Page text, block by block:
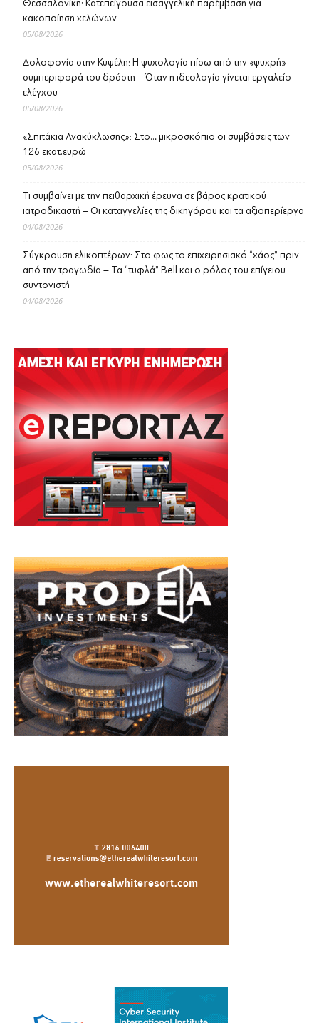
Θεσσαλονίκη: Κατεπείγουσα εισαγγελική παρέμβαση για
κακοποίηση χελώνων
05/08/2026
Δολοφονία στην Κυψέλη: Η ψυχολογία πίσω από την «ψυχρή»
συμπεριφορά του δράστη – Όταν η ιδεολογία γίνεται εργαλείο
ελέγχου
05/08/2026
«Σπιτάκια Ανακύκλωσης»: Στο… μικροσκόπιο οι συμβάσεις των
126 εκατ.ευρώ
05/08/2026
Τι συμβαίνει με την πειθαρχική έρευνα σε βάρος κρατικού
ιατροδικαστή – Οι καταγγελίες της δικηγόρου και τα αξιοπερίεργα
04/08/2026
Σύγκρουση ελικοπτέρων: Στο φως το επιχειρησιακό “χάος” πριν
από την τραγωδία – Τα “τυφλά” Bell και ο ρόλος του επίγειου
συντονιστή
04/08/2026